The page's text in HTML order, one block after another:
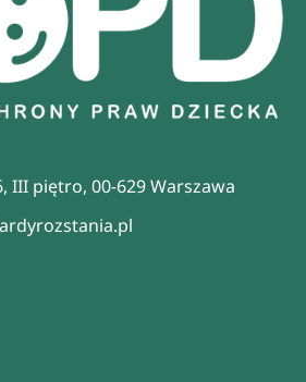
III piętro, 00-629 Warszawa